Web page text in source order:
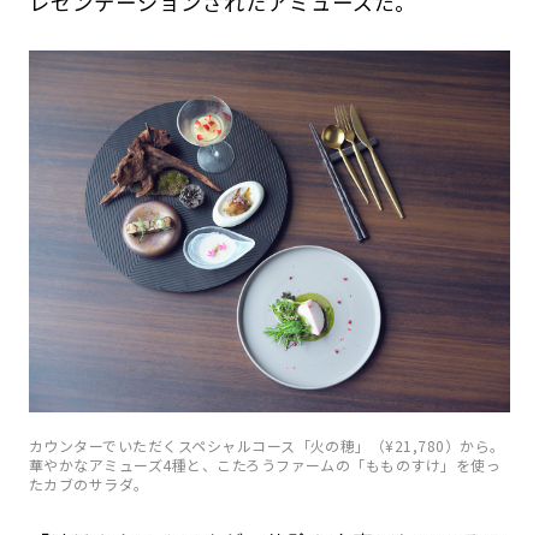
カウンターでいただくスペシャルコース「火の穂」（¥21,780）から。
華やかなアミューズ4種と、こたろうファームの「もものすけ」を使っ
たカブのサラダ。